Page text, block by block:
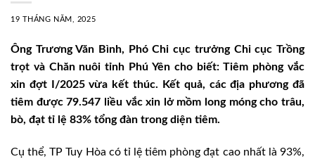
19 THÁNG NĂM, 2025
Ông Trương Văn Bình, Phó Chi cục trưởng Chi cục Trồng
trọt và Chăn nuôi tỉnh Phú Yên cho biết: Tiêm phòng vắc
xin đợt I/2025 vừa kết thúc. Kết quả, các địa phương đã
tiêm được 79.547 liều vắc xin lở mồm long móng cho trâu,
bò, đạt tỉ lệ 83% tổng đàn trong diện tiêm.
Cụ thể, TP Tuy Hòa có tỉ lệ tiêm phòng đạt cao nhất là 93%,